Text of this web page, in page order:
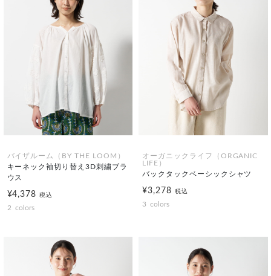
バイザルーム（BY THE LOOM）
キーネック袖切り替え3D刺繍ブラ
ウス
¥4,378税込
2 colors
オーガニックライフ（ORGANIC
LIFE）
バックタックベーシックシャツ
¥3,278 税込
3 colors